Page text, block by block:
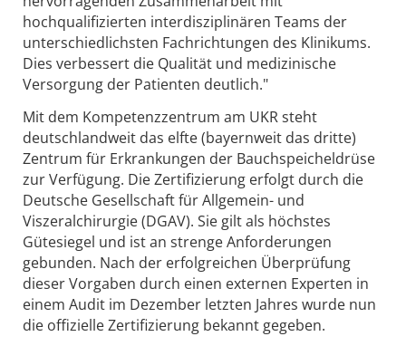
hochqualifizierten interdisziplinären Teams der
unterschiedlichsten Fachrichtungen des Klinikums.
Dies verbessert die Qualität und medizinische
Versorgung der Patienten deutlich."
Mit dem Kompetenzzentrum am UKR steht
deutschlandweit das elfte (bayernweit das dritte)
Zentrum für Erkrankungen der Bauchspeicheldrüse
zur Verfügung. Die Zertifizierung erfolgt durch die
Deutsche Gesellschaft für Allgemein- und
Viszeralchirurgie (DGAV). Sie gilt als höchstes
Gütesiegel und ist an strenge Anforderungen
gebunden. Nach der erfolgreichen Überprüfung
dieser Vorgaben durch einen externen Experten in
einem Audit im Dezember letzten Jahres wurde nun
die offizielle Zertifizierung bekannt gegeben.